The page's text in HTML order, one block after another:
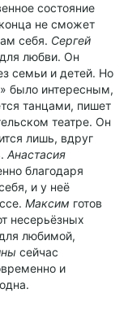
состояние
не сможет
себя. Сергей
любви. Он
семьи и детей. Но
было интересным,
танцами, пишет
театре. Он
лишь, вдруг
Анастасия
благодаря
и у неё
Максим готов
несерьёзных
любимой,
сейчас
и